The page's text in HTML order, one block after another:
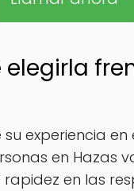
elegirla
experiencia en
en Hazas
en las